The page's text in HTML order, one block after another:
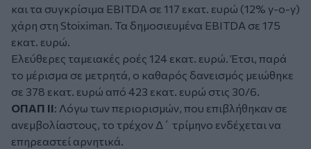
και τα συγκρίσιμα EBITDA σε 117 εκατ. ευρώ (12% y-o-y)
χάρη στη Stoiximan. Τα δημοσιευμένα EBITDA σε 175
εκατ. ευρώ.
Ελεύθερες ταμειακές ροές 124 εκατ. ευρώ. Έτσι, παρά
το μέρισμα σε μετρητά, ο καθαρός δανεισμός μειώθηκε
σε 378 εκατ. ευρώ από 423 εκατ. ευρώ στις 30/6.
ΟΠΑΠ ΙΙ: Λόγω των περιορισμών, που επιβλήθηκαν σε
ανεμβολίαστους, το τρέχον Δ΄ τρίμηνο ενδέχεται να
επηρεαστεί αρνητικά.